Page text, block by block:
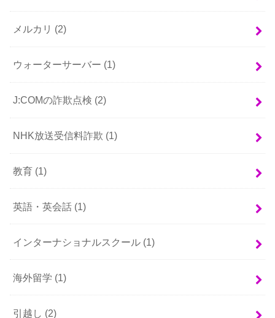
メルカリ (2)
ウォーターサーバー (1)
J:COMの詐欺点検 (2)
NHK放送受信料詐欺 (1)
教育 (1)
英語・英会話 (1)
インターナショナルスクール (1)
海外留学 (1)
引越し (2)